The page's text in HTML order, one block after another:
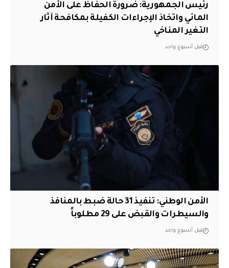
رئيس الجمهورية: ضرورة الحفاظ على الأمن
المائي واتخاذ الإجراءات الكفيلة بمكافحة آثار
التغير المناخي
قبل أسبوع واحد
الأمن الوطني: تنفيذ 31 حالة ضبط بالمنافذ
والسيطرات والقبض على 29 مطلوباً
قبل أسبوع واحد